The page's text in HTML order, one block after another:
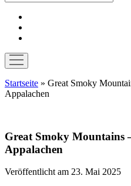
Menü
öffnen
Startseite » Great Smoky
Appalachen
Great Smoky Mountains
Appalachen
Veröffentlicht am 23. Mai 2025